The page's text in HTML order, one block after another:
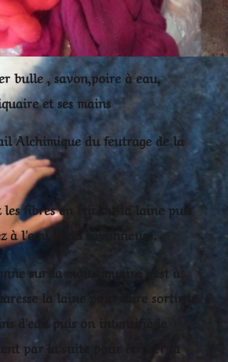
bulle , savon,poire à eau,
et ses mains
Alchimique du feutrage de la
les fibres en étirant la laine puis
à l'eau tiédis savonneuse.
sur la moustiquaire c'est à
la laine pour faire sortir le
d'eau puis on intensifie le
par la suite pour écraser la